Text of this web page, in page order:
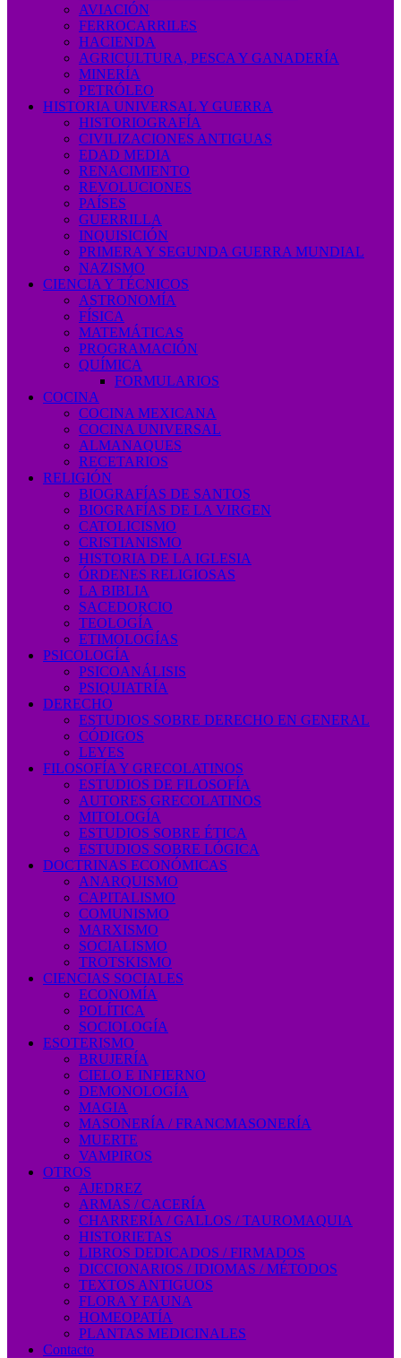
AVIACIÓN
FERROCARRILES
HACIENDA
AGRICULTURA, PESCA Y GANADERÍA
MINERÍA
PETRÓLEO
HISTORIA UNIVERSAL Y GUERRA
HISTORIOGRAFÍA
CIVILIZACIONES ANTIGUAS
EDAD MEDIA
RENACIMIENTO
REVOLUCIONES
PAÍSES
GUERRILLA
INQUISICIÓN
PRIMERA Y SEGUNDA GUERRA MUNDIAL
NAZISMO
CIENCIA Y TÉCNICOS
ASTRONOMÍA
FÍSICA
MATEMÁTICAS
PROGRAMACIÓN
QUÍMICA
FORMULARIOS
COCINA
COCINA MEXICANA
COCINA UNIVERSAL
ALMANAQUES
RECETARIOS
RELIGIÓN
BIOGRAFÍAS DE SANTOS
BIOGRAFÍAS DE LA VIRGEN
CATOLICISMO
CRISTIANISMO
HISTORIA DE LA IGLESIA
ÓRDENES RELIGIOSAS
LA BIBLIA
SACEDORCIO
TEOLOGÍA
ETIMOLOGÍAS
PSICOLOGÍA
PSICOANÁLISIS
PSIQUIATRÍA
DERECHO
ESTUDIOS SOBRE DERECHO EN GENERAL
CÓDIGOS
LEYES
FILOSOFÍA Y GRECOLATINOS
ESTUDIOS DE FILOSOFÍA
AUTORES GRECOLATINOS
MITOLOGÍA
ESTUDIOS SOBRE ÉTICA
ESTUDIOS SOBRE LÓGICA
DOCTRINAS ECONÓMICAS
ANARQUISMO
CAPITALISMO
COMUNISMO
MARXISMO
SOCIALISMO
TROTSKISMO
CIENCIAS SOCIALES
ECONOMÍA
POLÍTICA
SOCIOLOGÍA
ESOTERISMO
BRUJERÍA
CIELO E INFIERNO
DEMONOLOGÍA
MAGIA
MASONERÍA / FRANCMASONERÍA
MUERTE
VAMPIROS
OTROS
AJEDREZ
ARMAS / CACERÍA
CHARRERÍA / GALLOS / TAUROMAQUIA
HISTORIETAS
LIBROS DEDICADOS / FIRMADOS
DICCIONARIOS / IDIOMAS / MÉTODOS
TEXTOS ANTIGUOS
FLORA Y FAUNA
HOMEOPATÍA
PLANTAS MEDICINALES
Contacto